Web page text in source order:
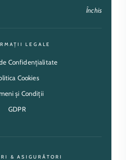
Închis
LEGALE
Confidențialitate
Cookies
și Condiții
GDPR
& ASIGURĂTORI